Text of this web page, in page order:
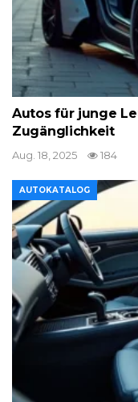
Autos für junge
Zugänglichkeit
Aug. 18, 2025 184
AUTOKATALOG